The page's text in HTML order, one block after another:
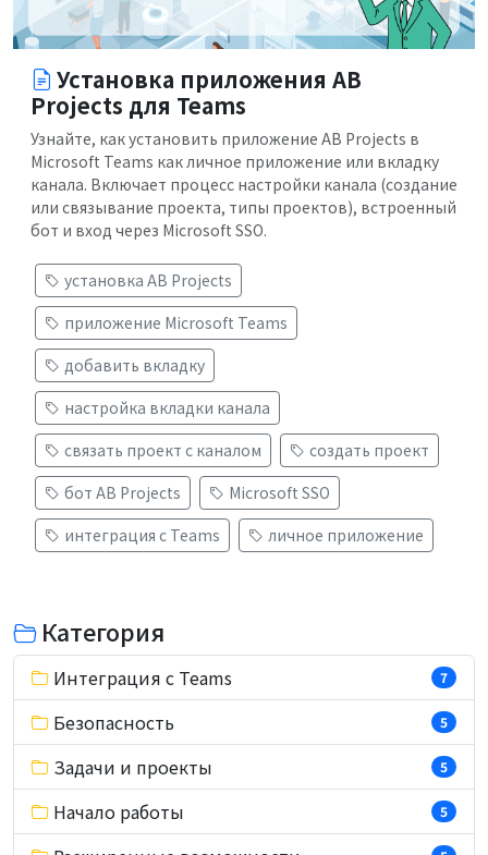
Установка приложения AB
Projects для Teams
Узнайте, как установить приложение AB Projects в
Microsoft Teams как личное приложение или вкладку
канала. Включает процесс настройки канала (создание
или связывание проекта, типы проектов), встроенный
бот и вход через Microsoft SSO.
установка AB Projects
приложение Microsoft Teams
добавить вкладку
настройка вкладки канала
связать проект с каналом
создать проект
бот AB Projects
Microsoft SSO
интеграция с Teams
личное приложение
Категория
Интеграция с Teams 7
Безопасность 5
Задачи и проекты 5
Начало работы 5